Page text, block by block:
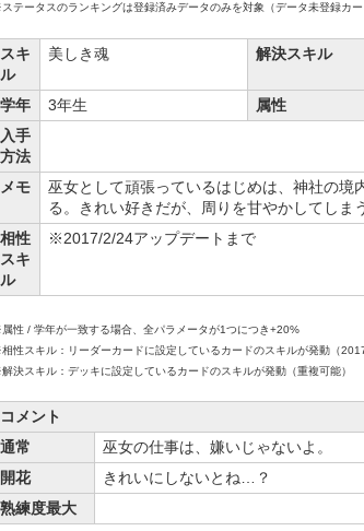
テータスのランキングは登録済みデータのみを対象（データ未登録カー
スキ
ル
美しき魂 解決スキル
学年 3年生 属性
入手
方法
メモ
巫女として頑張っているはじめは、神社の
る。きれい好きだが、周りを甘やかしてしま
相性
スキ
ル
※2017/2/24アップデートまで
性 / 学年が一致する場合、全パラメータが1つにつき+20%
性スキル：リーダーカードに設定しているカードのスキルが発動（
決スキル：デッキに設定しているカードのスキルが発動（重複可能）
コメント
通常
巫女の仕事は、嫌いじゃないよ。
開花
きれいにしないとね…？
熟練度最大